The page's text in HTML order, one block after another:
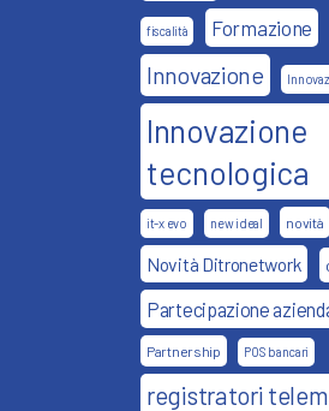
fiscalità Formazione
Innovazione
Innovazione
tecnologica
it-x evo new ideal novità
Novità Ditronetwork
Partecipazione
Partnership POS bancari
registratori